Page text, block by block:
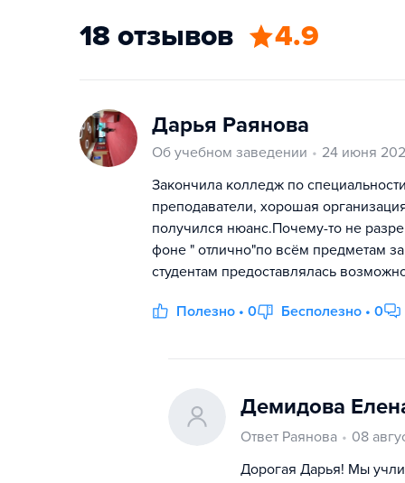
18 отзывов 4.9
Дарья Раянова
Об учебном заведении
24 июня
Закончила колледж по
преподаватели, хорошая
получился нюанс.Почему-то не
фоне " отлично"по всём предметам
студентам предоставлялась
Полезно • 0 Бесполезно • 0
Демидова
Ответ Раянова
08
Дорогая Дарья! Мы